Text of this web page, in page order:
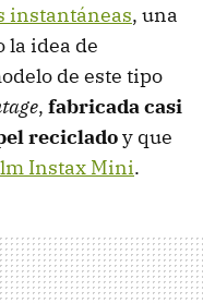
instantáneas, una
la idea de
de este tipo
, fabricada casi
recicladoy que
Instax Mini.